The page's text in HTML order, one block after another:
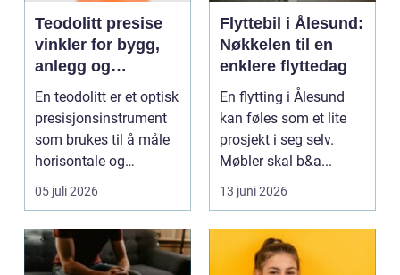
Teodolitt presise
vinkler for bygg,
anlegg og
kartlegging
En teodolitt er et optisk
presisjonsinstrument
som brukes til å måle
horisontale og
vertikale vinkle...
05 juli 2026
Flyttebil i Ålesund:
Nøkkelen til en
enklere flyttedag
En flytting i Ålesund
kan føles som et lite
prosjekt i seg selv.
Møbler skal b&a...
13 juni 2026